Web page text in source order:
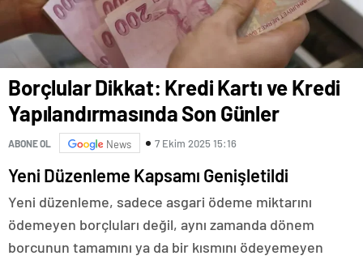
Borçlular Dikkat: Kredi Kartı ve Kredi
Yapılandırmasında Son Günler
ABONE OL News 7 Ekim 2025 15:16
Yeni Düzenleme Kapsamı Genişletildi
Yeni düzenleme, sadece asgari ödeme miktarını
ödemeyen borçluları değil, aynı zamanda dönem
borcunun tamamını ya da bir kısmını ödeyemeyen